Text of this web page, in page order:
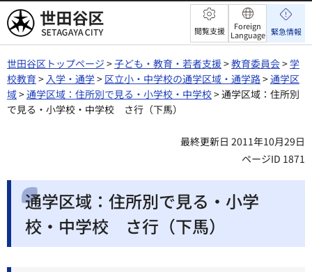
世田谷区 閲覧支援
Foreign
Language 緊急情報
世田谷区トップページ >子ども・教育・若者支援>教育委員会>学
校教育 > 入学・通学> 区立小・中学校の通学区域・通学路>通学区
域>通学区域：住所別で見る・小学校・中学校> 通学区域：住所別
で見る・小学校・中学校 さ行（下馬）
最終更新日 2011年10月29日
ページID 1871
通学区域：住所別で見る・小学
校・中学校 さ行（下馬）